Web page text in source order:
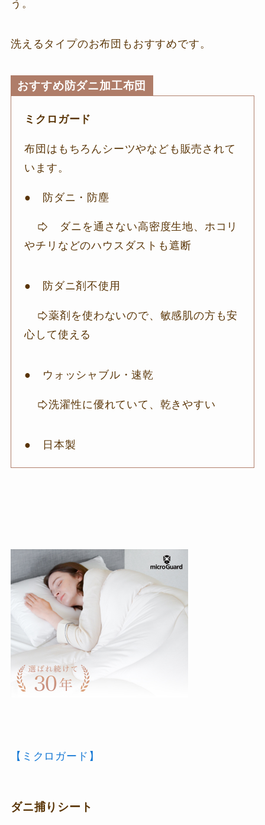
う。
洗えるタイプのお布団もおすすめです。
おすすめ防ダニ加工布団
ミクロガード
布団はもちろんシーツやなども販売されて
います。
● 防ダニ・防塵
ダニを通さない高密度生地、ホコリ
やチリなどのハウスダストも遮断
● 防ダニ剤不使用
薬剤を使わないので、敏感肌の方も安
心して使える
● ウォッシャブル・速乾
洗濯性に優れていて、乾きやすい
● 日本製
【ミクロガード】
ダニ捕りシート